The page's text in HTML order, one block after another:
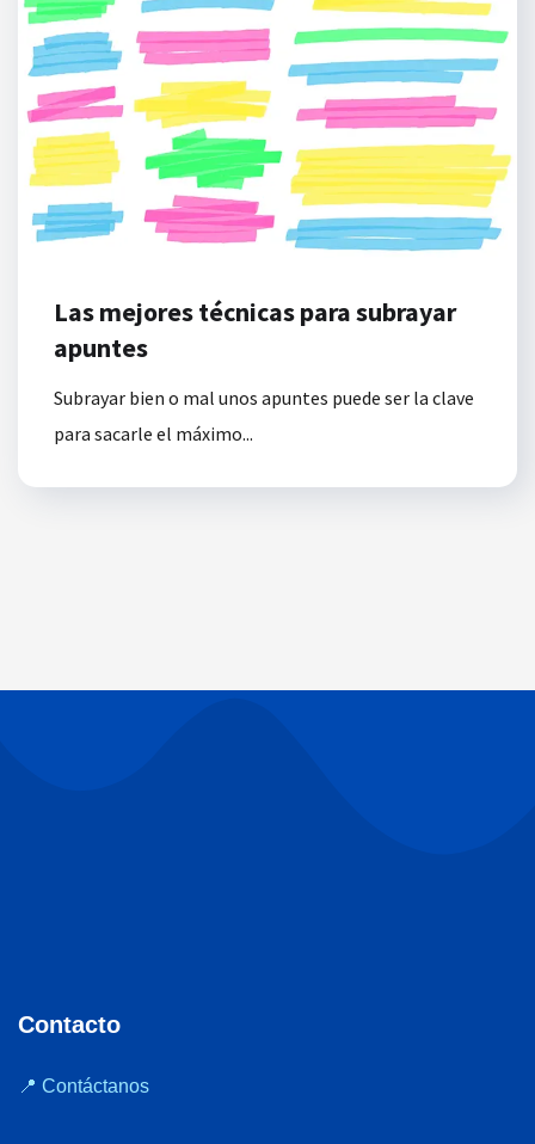
Las mejores técnicas para subrayar
apuntes
Subrayar bien o mal unos apuntes puede ser la clave
para sacarle el máximo...
Contacto
📍 Contáctanos